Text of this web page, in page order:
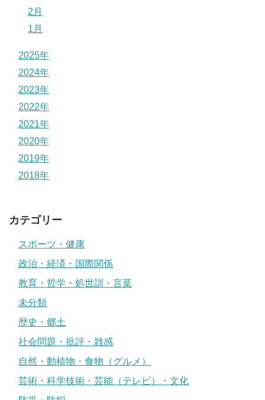
2月
1月
2025年
2024年
2023年
2022年
2021年
2020年
2019年
2018年
カテゴリー
スポーツ・健康
政治・経済・国際関係
教育・哲学・処世訓・言葉
未分類
歴史・郷土
社会問題・批評・雑感
自然・動植物・食物（グルメ）
芸術・科学技術・芸能（テレビ）・文化